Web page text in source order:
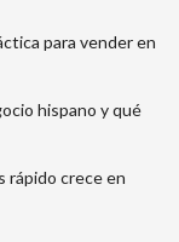
para vender en
hispano y qué
rápido crece en